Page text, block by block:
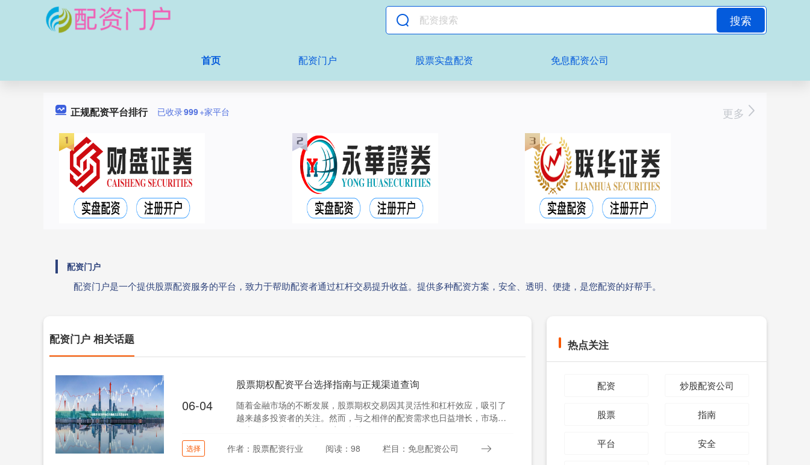
搜索
首页 配资门户 股票实盘配资 免息配资公司
正规配资平台排行 已收录999+家平台 更多
配资门户
配资门户是一个提供股票配资服务的平台，致力于帮助配资者通过杠杆交易提升收益。提供多种配资方案，安全、透明、便捷，是您配资的好帮手。
配资门户 相关话题
06-04
股票期权配资平台选择指南与正规渠道查询
随着金融市场的不断发展，股票期权交易因其灵活性和杠杆效应，吸引了
越来越多投资者的关注。然而，与之相伴的配资需求也日益增长，市场上
各类配资平台层出不穷，质量参差不....
选择 作者：股票配资行业 阅读：98 栏目：免息配资公司
热点关注
配资 炒股配资公司
股票 指南
平台 安全